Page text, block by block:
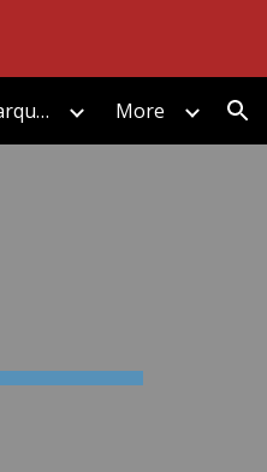
Coordonnées de Taxi Carquefou More